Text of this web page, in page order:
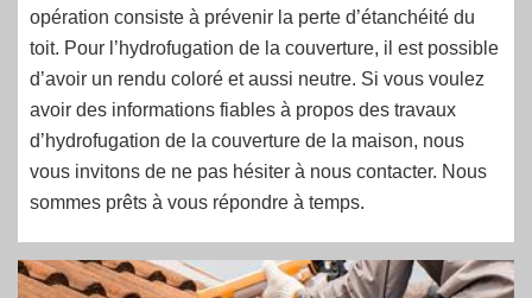
opération consiste à prévenir la perte d’étanchéité du
toit. Pour l’hydrofugation de la couverture, il est possible
d’avoir un rendu coloré et aussi neutre. Si vous voulez
avoir des informations fiables à propos des travaux
d’hydrofugation de la couverture de la maison, nous
vous invitons de ne pas hésiter à nous contacter. Nous
sommes prêts à vous répondre à temps.